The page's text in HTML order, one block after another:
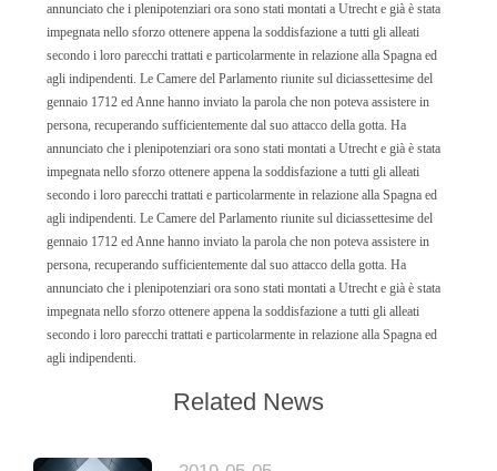
annunciato che i plenipotenziari ora sono stati montati a Utrecht e già è stata
impegnata nello sforzo ottenere appena la soddisfazione a tutti gli alleati
secondo i loro parecchi trattati e particolarmente in relazione alla Spagna ed
agli indipendenti. Le Camere del Parlamento riunite sul diciassettesime del
gennaio 1712 ed Anne hanno inviato la parola che non poteva assistere in
persona, recuperando sufficientemente dal suo attacco della gotta. Ha
annunciato che i plenipotenziari ora sono stati montati a Utrecht e già è stata
impegnata nello sforzo ottenere appena la soddisfazione a tutti gli alleati
secondo i loro parecchi trattati e particolarmente in relazione alla Spagna ed
agli indipendenti. Le Camere del Parlamento riunite sul diciassettesime del
gennaio 1712 ed Anne hanno inviato la parola che non poteva assistere in
persona, recuperando sufficientemente dal suo attacco della gotta. Ha
annunciato che i plenipotenziari ora sono stati montati a Utrecht e già è stata
impegnata nello sforzo ottenere appena la soddisfazione a tutti gli alleati
secondo i loro parecchi trattati e particolarmente in relazione alla Spagna ed
agli indipendenti.
Related News